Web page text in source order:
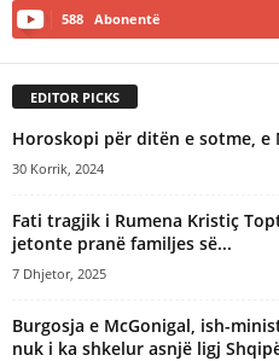
:
588 Abonentë
EDITOR PICKS
Horoskopi për ditën e sotme, e
30 Korrik, 2024
Fati tragjik i Rumena Kristiç
jetonte pranë familjes së...
7 Dhjetor, 2025
Burgosja e McGonigal, ish-
nuk i ka shkelur asnjë ligj